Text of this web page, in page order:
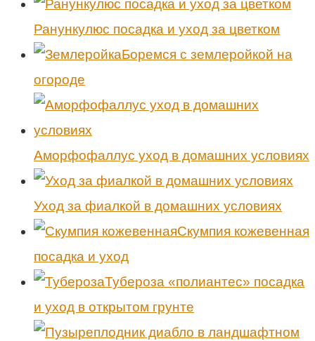
Ранункулюс посадка и уход за цветком
Боремся с землеройкой на
огороде
Аморфофаллус уход в домашних условиях
Уход за фиалкой в домашних условиях
Скумпия кожевенная
посадка и уход
Тубероза «полиантес» посадка
и уход в открытом грунте